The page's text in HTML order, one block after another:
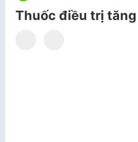
Thuốc điều trị